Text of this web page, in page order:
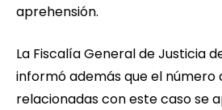
aprehensión.
La Fiscalía General de Justicia
informó además que el número
relacionadas con este caso se